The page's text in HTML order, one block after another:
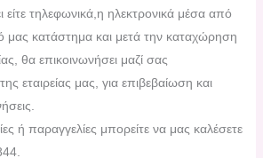
είτε τηλεφωνικά,η ηλεκτρονικά μέσα από
μας κατάστημα και μετά την καταχώρηση
θα επικοινωνήσει μαζί σας
εταιρείας μας, για επιβεβαίωση και
ή παραγγελίες μπορείτε να μας καλέσετε